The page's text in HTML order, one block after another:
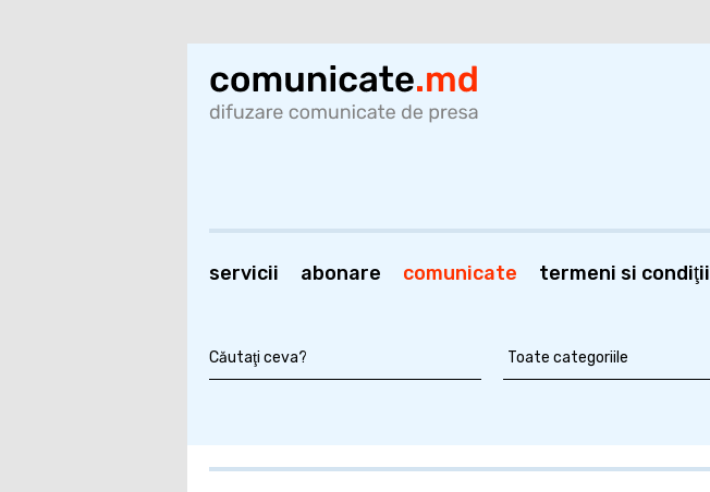
servicii abonare comunicate termeni si condiţii